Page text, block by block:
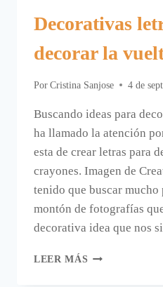
Decorativas
decorar la
Por Cristina Sanjose 4 de
Buscando ideas para
ha llamado la atención
esta de crear letras para
crayones. Imagen de
tenido que buscar mucho
montón de fotografías
decorativa idea que nos
LEER MÁS DECORATIVAS